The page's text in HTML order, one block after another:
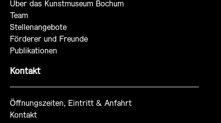
Über das Kunstmuseum Bochum
Team
Stellenangebote
Förderer und Freunde
Publikationen
Kontakt
Öffnungszeiten, Eintritt & Anfahrt
Kontakt